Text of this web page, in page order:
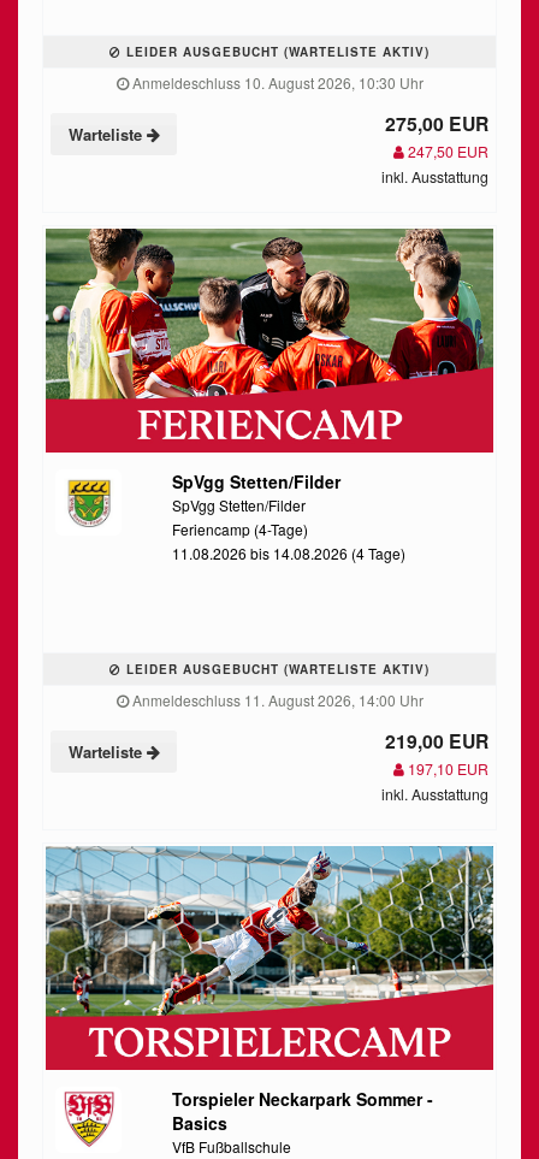
LEIDER AUSGEBUCHT (WARTELISTE AKTIV)
Anmeldeschluss 10. August 2026, 10:30 Uhr
Warteliste 275,00 EUR
247,50 EUR
inkl. Ausstattung
SpVgg Stetten/Filder
SpVgg Stetten/Filder
Feriencamp (4-Tage)
11.08.2026 bis 14.08.2026 (4 Tage)
LEIDER AUSGEBUCHT (WARTELISTE AKTIV)
Anmeldeschluss 11. August 2026, 14:00 Uhr
Warteliste 219,00 EUR
197,10 EUR
inkl. Ausstattung
Torspieler Neckarpark Sommer -
Basics
VfB Fußballschule